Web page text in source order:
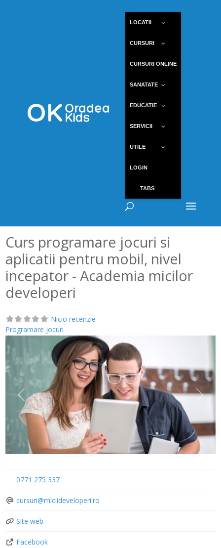
LOCATII
CURSURI
CURSURI ONLINE
SANATATE
EDUCATIE
SERVICII
UTILE
LOGIN
TABS
Curs programare jocuri si
aplicatii pentru mobil, nivel
incepator - Academia micilor
developeri
Nicio recenzie
Programare jocuri
Anterior
0771 275 337
cursuri@miciideveloperi.ro
Site web
Facebook